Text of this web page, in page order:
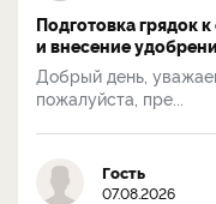
Подготовка грядок
и внесение
Добрый день,
пожалуйста, пре...
Гость
07.08.2026